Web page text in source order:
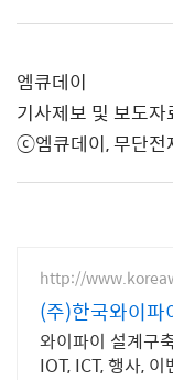
엠큐데이
기사제보 및 보도
ⓒ엠큐데이, 무단전
http://
(주)한국와이파
공사 가능
와이파이 설계구
IOT, ICT, 행사,